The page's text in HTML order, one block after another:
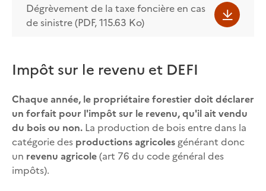
Dégrèvement de la taxe foncière en cas
de sinistre (PDF, 115.63 Ko)
Impôt sur le revenu et DEFI
Chaque année, le propriétaire forestier doit déclarer
un forfait pour l'impôt sur le revenu, qu'il ait vendu
du bois ou non. La production de bois entre dans la
catégorie des productions agricoles générant donc
un revenu agricole(art 76 du code général des
impôts).